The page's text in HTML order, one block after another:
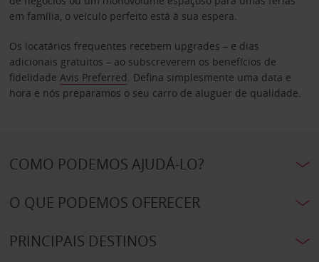
em família, o veículo perfeito está à sua espera.
Os locatários frequentes recebem upgrades – e dias
adicionais gratuitos – ao subscreverem os benefícios de
fidelidade Avis Preferred. Defina simplesmente uma data e
hora e nós preparamos o seu carro de aluguer de qualidade.
COMO PODEMOS AJUDÁ-LO?
O QUE PODEMOS OFERECER
PRINCIPAIS DESTINOS